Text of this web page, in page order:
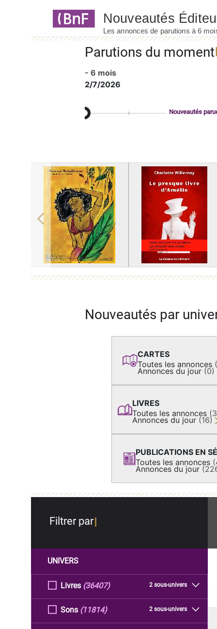
Parutions du moment
- 6 mois
2/7/2026
Nouveautés
Previous
Nouveautés par
CARTES
Toutes les annonces
Annonces du jour (0)
LIVRES
Toutes les annonces
Annonces du jour (16)
PUBLICATIONS EN
Toutes les annonces
Annonces du jour
Filtrer par
UNIVERS
Livres 2 sous-univers
(36407)
Sons 2 sous-univers
(11814)